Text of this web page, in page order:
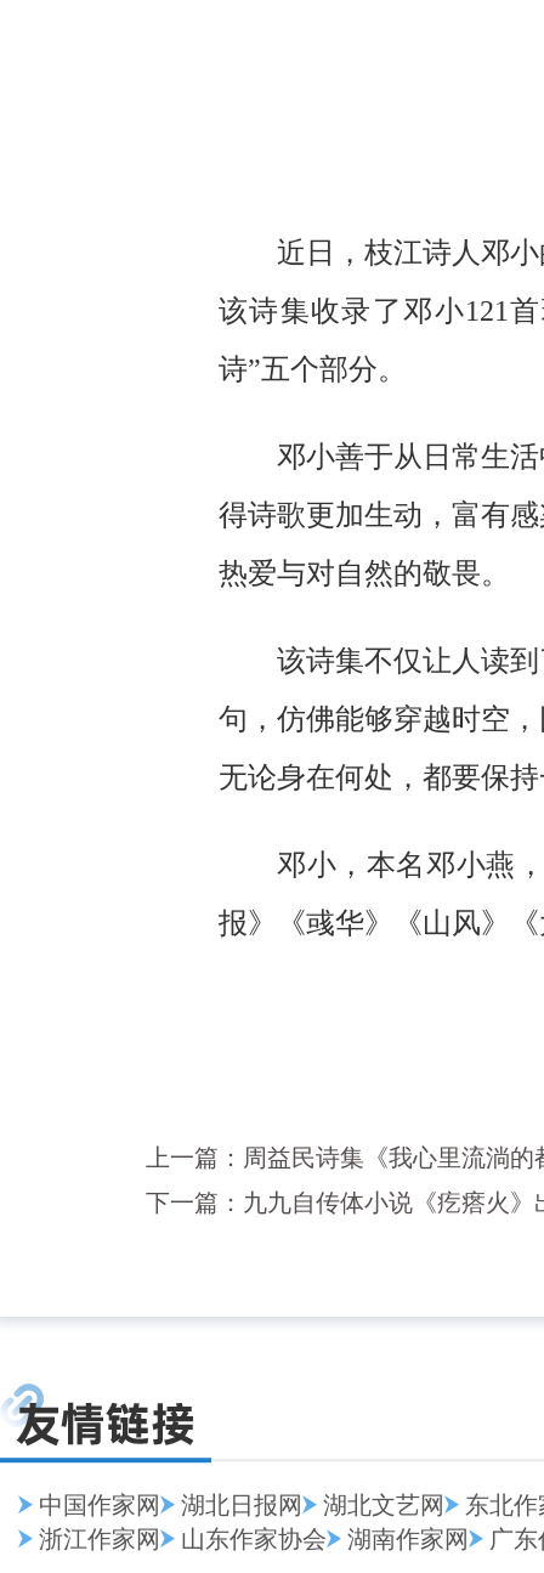
近日，枝江诗人邓
该诗集收录了邓小121
诗”五个部分。
邓小善于从日常生
得诗歌更加生动，富有
热爱与对自然的敬畏。
该诗集不仅让人读
句，仿佛能够穿越时空
无论身在何处，都要保
邓小，本名邓小燕
报》《彧华》《山风》
上一篇： 周益民诗集《我心里流淌
下一篇： 九九自传体小说《疙瘩火》
中国作家网 湖北日报网 湖北文艺网
东北作
浙江作家网
山东作家协会 湖南作家网 广